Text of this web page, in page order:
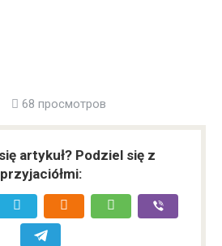
68 просмотров
artykuł? Podziel się z
przyjaciółmi: